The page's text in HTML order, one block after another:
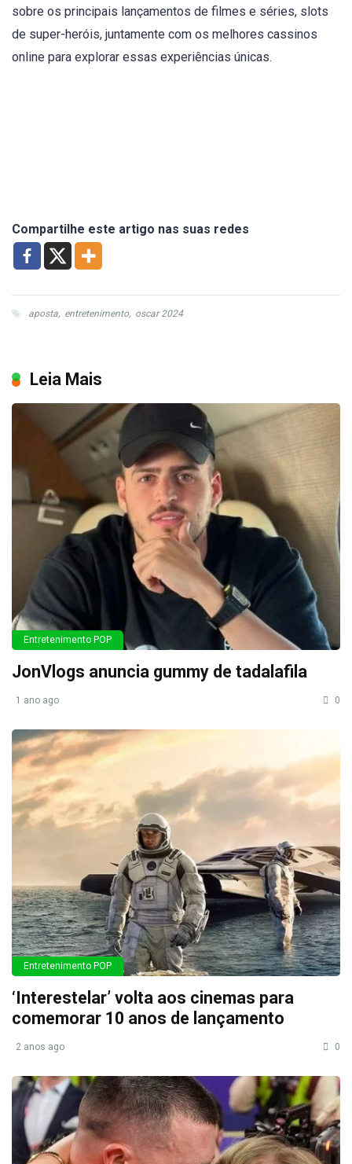
sobre os principais lançamentos de filmes e séries, slots
de super-heróis, juntamente com os melhores cassinos
online para explorar essas experiências únicas.
Compartilhe este artigo nas suas redes
aposta, entretenimento, oscar 2024
Leia Mais
Entretenimento POP
JonVlogs anuncia gummy de tadalafila
1 ano ago 0
Entretenimento POP
‘Interestelar’ volta aos cinemas para
comemorar 10 anos de lançamento
2 anos ago 0